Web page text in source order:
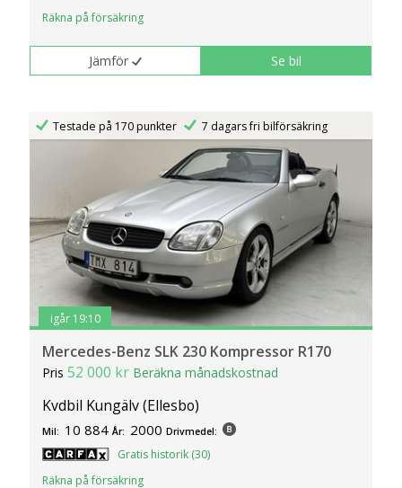
Räkna på försäkring
Jämför Se bil
Testade på 170 punkter 7 dagars fri bilförsäkring
igår 19:10
Mercedes-Benz SLK 230 Kompressor R170
Pris52 000 kr Beräkna månadskostnad
Kvdbil Kungälv (Ellesbo)
Mil: 10 884 År: 2000 Drivmedel:
Gratis historik (30)
Räkna på försäkring